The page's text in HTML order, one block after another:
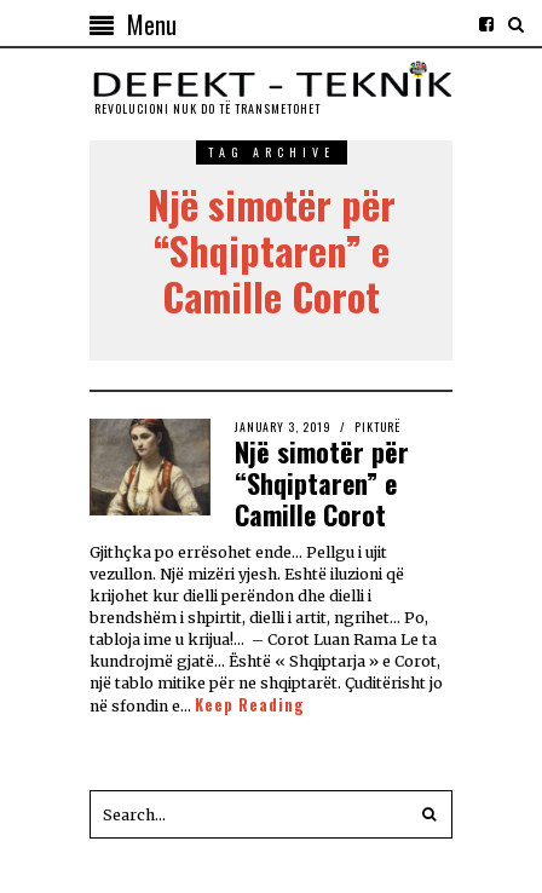
Menu
REVOLUCIONI NUK DO TЁ TRANSMETOHET
TAG ARCHIVE
Një simotër për
“Shqiptaren” e
Camille Corot
JANUARY 3, 2019 PIKTURË
Një simotër për
“Shqiptaren” e
Camille Corot
Gjithçka po errësohet ende… Pellgu i ujit
vezullon. Një mizëri yjesh. Eshtë iluzioni që
krijohet kur dielli perëndon dhe dielli i
brendshëm i shpirtit, dielli i artit, ngrihet… Po,
tabloja ime u krijua!… – Corot Luan Rama Le ta
kundrojmë gjatë… Ёshtë « Shqiptarja » e Corot,
një tablo mitike për ne shqiptarët. Çuditërisht jo
në sfondin e… Keep Reading